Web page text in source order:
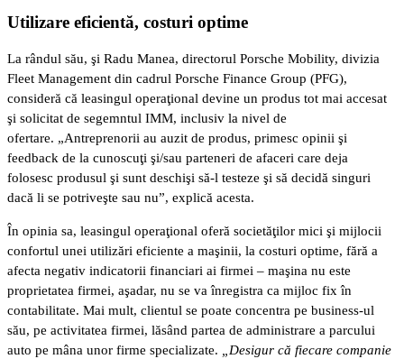
Utilizare eficientă, costuri optime
La rândul său, şi Radu Manea, directorul Porsche Mobility, divizia
Fleet Management din cadrul Porsche Finance Group (PFG),
consideră că leasingul operaţional devine un produs tot mai accesat
şi solicitat de segemntul IMM, inclusiv la nivel de
ofertare. „Antreprenorii au auzit de produs, primesc opinii şi
feedback de la cunoscuţi şi/sau parteneri de afaceri care deja
folosesc produsul şi sunt deschişi să-l testeze şi să decidă singuri
dacă li se potriveşte sau nu”, explică acesta.
În opinia sa, leasingul operaţional oferă societăţilor mici şi mijlocii
confortul unei utilizări eficiente a maşinii, la costuri optime, fără a
afecta negativ indicatorii financiari ai firmei – maşina nu este
proprietatea firmei, aşadar, nu se va înregistra ca mijloc fix în
contabilitate. Mai mult, clientul se poate concentra pe business-ul
său, pe activitatea firmei, lăsând partea de administrare a parcului
auto pe mâna unor firme specializate. „Desigur că fiecare companie